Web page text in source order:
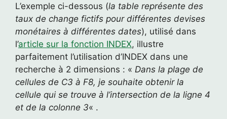
L’exemple ci-dessous (la table représente des
taux de change fictifs pour différentes devises
monétaires à différentes dates), utilisé dans
l’article sur la fonction INDEX, illustre
parfaitement l’utilisation d’INDEX dans une
recherche à 2 dimensions : « Dans la plage de
cellules de C3 à F8, je souhaite obtenir la
cellule qui se trouve à l’intersection de la ligne 4
et de la colonne 3« .